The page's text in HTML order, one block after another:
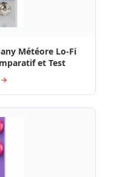
Météore Lo-Fi
et Test
→